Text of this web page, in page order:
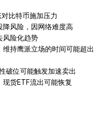
比特币施加压力
风险，因网络难度高
风险化趋势
持鹰派立场的时间可能超出
破位可能触发加速卖出
货ETF流出可能恢复